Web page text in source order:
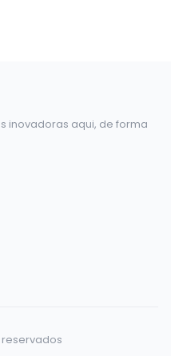
inovadoras aqui, de forma
reservados